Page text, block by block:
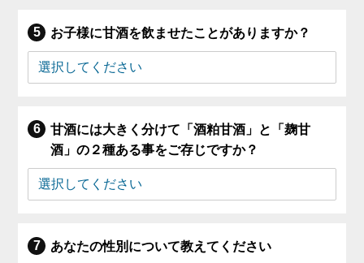
お子様に甘酒を飲ませたことがありますか？
甘酒には大きく分けて「酒粕甘酒」と「麹甘
酒」の２種ある事をご存じですか？
あなたの性別について教えてください